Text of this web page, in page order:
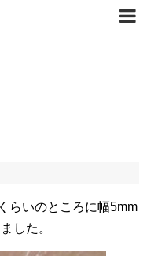
らいのところに幅5mm
した。